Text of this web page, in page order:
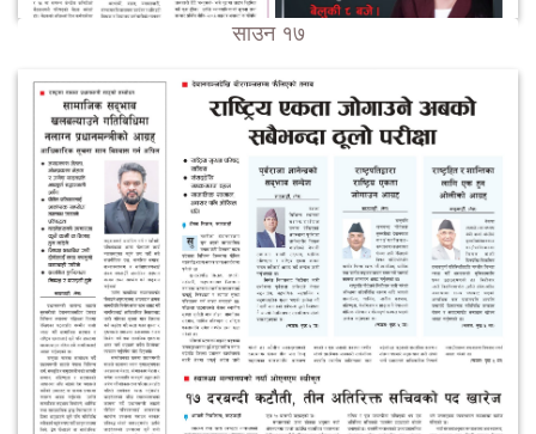
साउन १७